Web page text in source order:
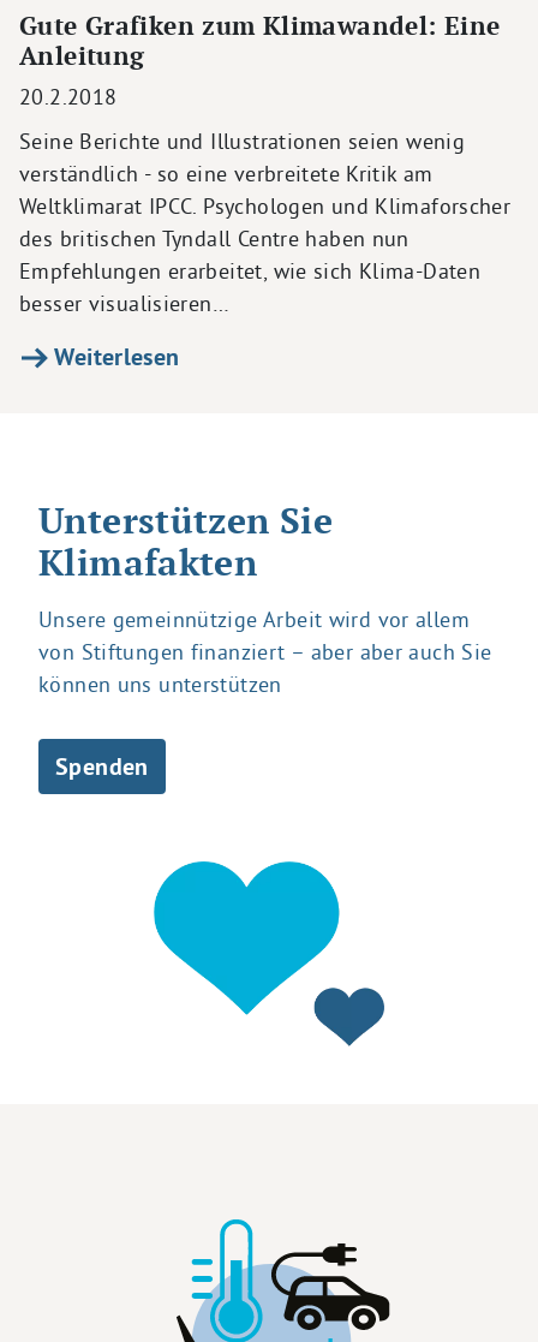
Gute Grafiken zum Klimawandel: Eine
Anleitung
20.2.2018
Seine Berichte und Illustrationen seien wenig
verständlich - so eine verbreitete Kritik am
Weltklimarat IPCC. Psychologen und Klimaforscher
des britischen Tyndall Centre haben nun
Empfehlungen erarbeitet, wie sich Klima-Daten
besser visualisieren…
Weiterlesen
Unterstützen Sie
Klimafakten
Unsere gemeinnützige Arbeit wird vor allem
von Stiftungen finanziert – aber aber auch Sie
können uns unterstützen
Spenden